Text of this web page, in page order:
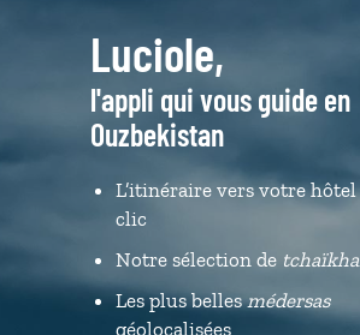
Luciole,
l'appli qui vous guide en
Ouzbekistan
L’itinéraire vers votre hôtel
clic
Notre sélection de
Les plus bellesmédersas
géolocalisées